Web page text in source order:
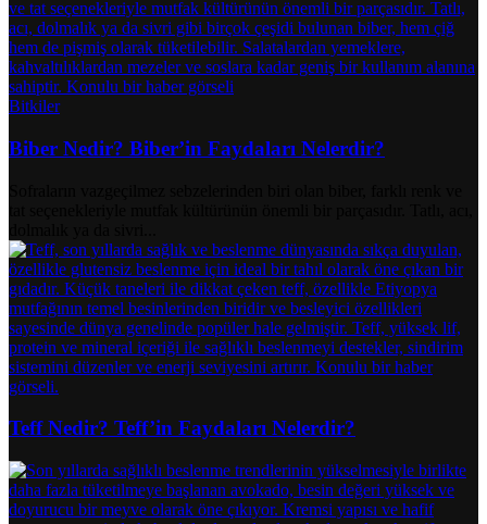
Bitkiler
Biber Nedir? Biber’in Faydaları Nelerdir?
Teff Nedir? Teff’in Faydaları Nelerdir?